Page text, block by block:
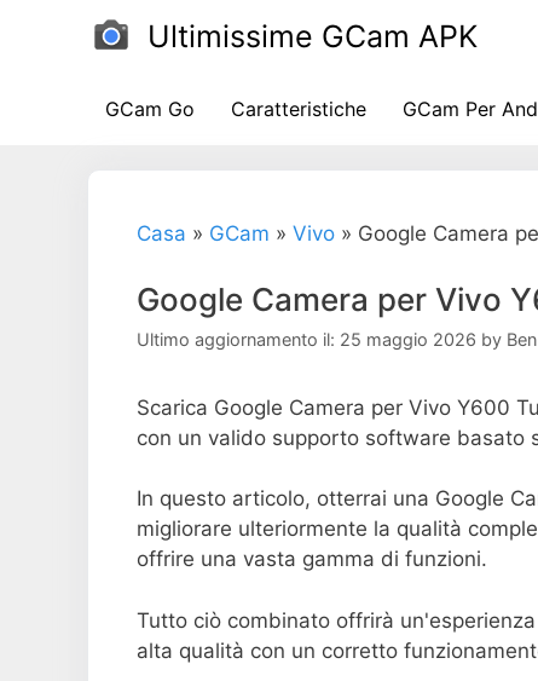
Ultimissime GCam APK
GCam Go Caratteristiche GCam Per
Casa » GCam » Vivo » Google Camera
Google Camera per Vivo
Ultimo aggiornamento il: 25 maggio 2026 by
Scarica Google Camera per Vivo Y600
con un valido supporto software basato
In questo articolo, otterrai una Google
migliorare ulteriormente la qualità
offrire una vasta gamma di funzioni.
Tutto ciò combinato offrirà
alta qualità con un corretto